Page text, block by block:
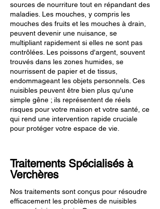
sources de nourriture tout en répandant des
maladies. Les mouches, y compris les
mouches des fruits et les mouches à drain,
peuvent devenir une nuisance, se
multipliant rapidement si elles ne sont pas
contrôlées. Les poissons d'argent, souvent
trouvés dans les zones humides, se
nourrissent de papier et de tissus,
endommageant les objets personnels. Ces
nuisibles peuvent être bien plus qu'une
simple gêne ; ils représentent de réels
risques pour votre maison et votre santé, ce
qui rend une intervention rapide cruciale
pour protéger votre espace de vie.
Traitements Spécialisés à
Verchères
Nos traitements sont conçus pour résoudre
efficacement les problèmes de nuisibles